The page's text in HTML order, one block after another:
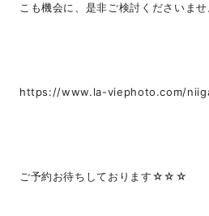
こも機会に、是非ご検討くださいませ
https://www.la-viephoto.com/
ご予約お待ちしております☆☆☆